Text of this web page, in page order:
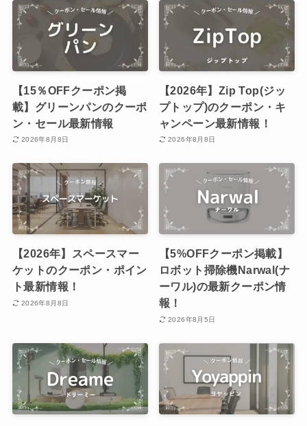
【15％OFFクーポン掲
載】グリーンパンのクーポ
ン・セール最新情報
2026年8月8日
【2026年】Zip Top(ジッ
プトップ)のクーポン・キ
ャンペーン最新情報！
2026年8月8日
【2026年】スペースマー
ケットのクーポン・ポイン
ト最新情報！
2026年8月8日
【5%OFFクーポン掲載】
ロボット掃除機Narwal(ナ
ーワル)の最新クーポン情
報！
2026年8月5日